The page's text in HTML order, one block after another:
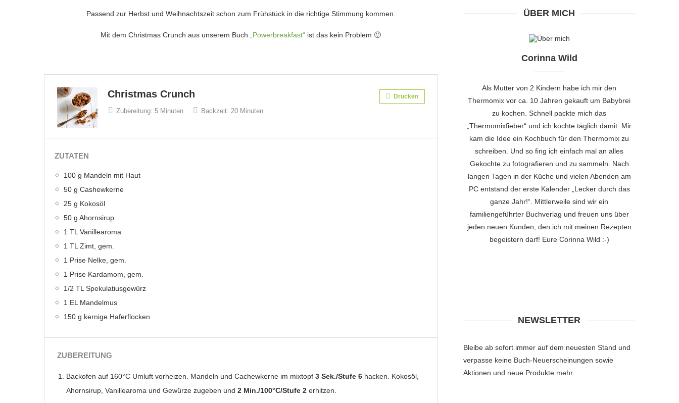
Passend zur Herbst und Weihnachtszeit schon zum Frühstück in die richtige Stimmung kommen.
Mit dem Christmas Crunch aus unserem Buch „Powerbreakfast“ ist das kein Problem 🙂
Christmas Crunch Drucken
Zubereitung: 5 Minuten Backzeit: 20 Minuten
ZUTATEN
100 g Mandeln mit Haut
50 g Cashewkerne
25 g Kokosöl
50 g Ahornsirup
1 TL Vanillearoma
1 TL Zimt, gem.
1 Prise Nelke, gem.
1 Prise Kardamom, gem.
1/2 TL Spekulatiusgewürz
1 EL Mandelmus
150 g kernige Haferflocken
ZUBEREITUNG
Backofen auf 160°C Umluft vorheizen. Mandeln und Cachewkerne im mixtopf 3 Sek./Stufe 6 hacken. Kokosöl,
Ahornsirup, Vanillearoma und Gewürze zugeben und 2 Min./100°C/Stufe 2 erhitzen.
ÜBER MICH
Corinna Wild
Als Mutter von 2 Kindern habe ich mir den
Thermomix vor ca. 10 Jahren gekauft um Babybrei
zu kochen. Schnell packte mich das
„Thermomixfieber“ und ich kochte täglich damit. Mir
kam die Idee ein Kochbuch für den Thermomix zu
schreiben. Und so fing ich einfach mal an alles
Gekochte zu fotografieren und zu sammeln. Nach
langen Tagen in der Küche und vielen Abenden am
PC entstand der erste Kalender „Lecker durch das
ganze Jahr!“. Mittlerweile sind wir ein
familiengeführter Buchverlag und freuen uns über
jeden neuen Kunden, den ich mit meinen Rezepten
begeistern darf! Eure Corinna Wild :-)
NEWSLETTER
Bleibe ab sofort immer auf dem neuesten Stand und
verpasse keine Buch-Neuerscheinungen sowie
Aktionen und neue Produkte mehr.